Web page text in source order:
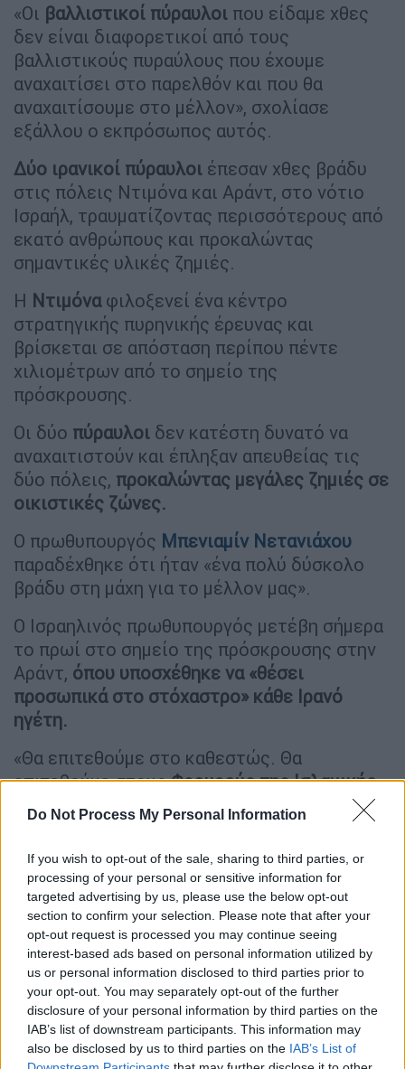
Do Not Process My Personal Information
If you wish to opt-out of the sale, sharing to third parties, or
processing of your personal or sensitive information for
targeted advertising by us, please use the below opt-out
section to confirm your selection. Please note that after your
opt-out request is processed you may continue seeing
interest-based ads based on personal information utilized by
us or personal information disclosed to third parties prior to
your opt-out. You may separately opt-out of the further
disclosure of your personal information by third parties on the
IAB’s list of downstream participants. This information may
also be disclosed by us to third parties on the IAB’s List of
«Οι βαλλιστικοί πύραυλοι που είδαμε χθες
δεν είναι διαφορετικοί από τους
βαλλιστικούς πυραύλους που έχουμε
αναχαιτίσει στο παρελθόν και που θα
αναχαιτίσουμε στο μέλλον», σχολίασε
εξάλλου ο εκπρόσωπος αυτός.
Δύο ιρανικοί πύραυλοι έπεσαν χθες βράδυ
στις πόλεις Ντιμόνα και Αράντ, στο νότιο
Ισραήλ, τραυματίζοντας περισσότερους από
εκατό ανθρώπους και προκαλώντας
σημαντικές υλικές ζημιές.
Η Ντιμόναφιλοξενεί ένα κέντρο
στρατηγικής πυρηνικής έρευνας και
βρίσκεται σε απόσταση περίπου πέντε
χιλιομέτρων από το σημείο της
πρόσκρουσης.
Οι δύο πύραυλοι δεν κατέστη δυνατό να
αναχαιτιστούν και έπληξαν απευθείας τις
δύο πόλεις, προκαλώντας μεγάλες ζημιές σε
οικιστικές ζώνες.
Ο πρωθυπουργός Μπενιαμίν Νετανιάχου
παραδέχθηκε ότι ήταν «ένα πολύ δύσκολο
βράδυ στη μάχη για το μέλλον μας».
Ο Ισραηλινός πρωθυπουργός μετέβη σήμερα
το πρωί στο σημείο της πρόσκρουσης στην
Αράντ, όπου υποσχέθηκε να «θέσει
προσωπικά στο στόχαστρο» κάθε Ιρανό
ηγέτη.
«Θα επιτεθούμε στο καθεστώς. Θα
επιτεθούμε στουςΦρουρούς της Ισλαμικής
Επανάστασης
, αυτήν την εγκληματική
συμμορία», είπε. «Και θα τους θέσουμε
προσωπικά στο στόχαστρο, τους ηγέτες
τους, τις εγκαταστάσεις τους, τα οικονομικά
στοιχεία ενεργητικού τους», δήλωσε στους
δημοσιογράφους.
Οπρωθυπουργόςκάλεσε για άλλη μια φορά
τον πληθυσμό «να σπεύσει στα καταφύγια»
σε περίπτωση συναγερμού.«Εδώ στην
Αράντ, είναι θαύμα που κανείς δεν
σκοτώθηκε».